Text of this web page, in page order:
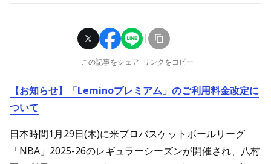
この記事をシェア リンクをコピー
【お知らせ】「Leminoプレミアム」のご利用料金改定に
ついて
日本時間1月29日(木)に米プロバスケットボールリーグ
「NBA」2025-26のレギュラーシーズンが開催され、八村